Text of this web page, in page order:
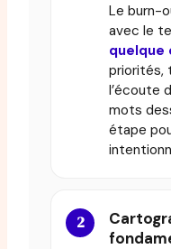
Le burn-
avec le
quelque
priorités,
l’écoute
mots
étape